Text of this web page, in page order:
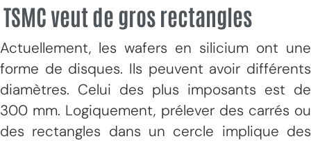
TSMC veut de gros rectangles
Actuellement, les wafers en silicium ont une
forme de disques. Ils peuvent avoir différents
diamètres. Celui des plus imposants est de
300 mm. Logiquement, prélever des carrés ou
des rectangles dans un cercle implique des